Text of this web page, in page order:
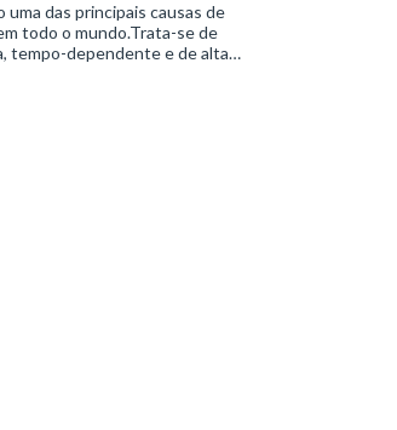
das principais causas de
todo o mundo.Trata-se de
tempo-dependente e de alta
para o desfe